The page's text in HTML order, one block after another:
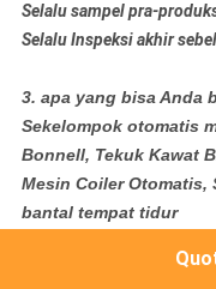
Selalu sampel pra-
Selalu Inspeksi akhir
3. apa yang bisa Anda
Sekelompok otomatis
Bonnell, Tekuk Kawat
Mesin Coiler Otomatis,
bantal tempat tidur
4. mengapa Anda